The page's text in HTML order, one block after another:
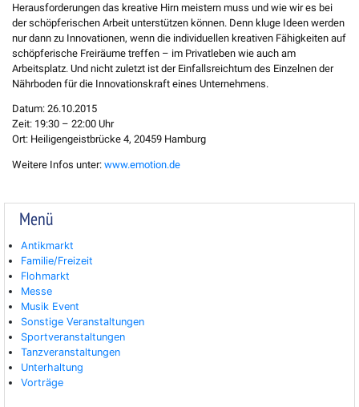
Herausforderungen das kreative Hirn meistern muss und wie wir es bei
der schöpferischen Arbeit unterstützen können. Denn kluge Ideen werden
nur dann zu Innovationen, wenn die individuellen kreativen Fähigkeiten auf
schöpferische Freiräume treffen – im Privatleben wie auch am
Arbeitsplatz. Und nicht zuletzt ist der Einfallsreichtum des Einzelnen der
Nährboden für die Innovationskraft eines Unternehmens.
Datum: 26.10.2015
Zeit: 19:30 – 22:00 Uhr
Ort: Heiligengeistbrücke 4, 20459 Hamburg
Weitere Infos unter: www.emotion.de
Menü
Antikmarkt
Familie/Freizeit
Flohmarkt
Messe
Musik Event
Sonstige Veranstaltungen
Sportveranstaltungen
Tanzveranstaltungen
Unterhaltung
Vorträge